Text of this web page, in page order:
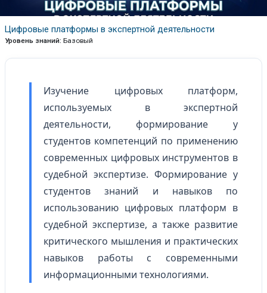
Цифровые платформы в экспертной деятельности
Уровень знаний: Базовый
Изучение цифровых платформ,
используемых в экспертной
деятельности, формирование у
студентов компетенций по применению
современных цифровых инструментов в
судебной экспертизе. Формирование у
студентов знаний и навыков по
использованию цифровых платформ в
судебной экспертизе, а также развитие
критического мышления и практических
навыков работы с современными
информационными технологиями.